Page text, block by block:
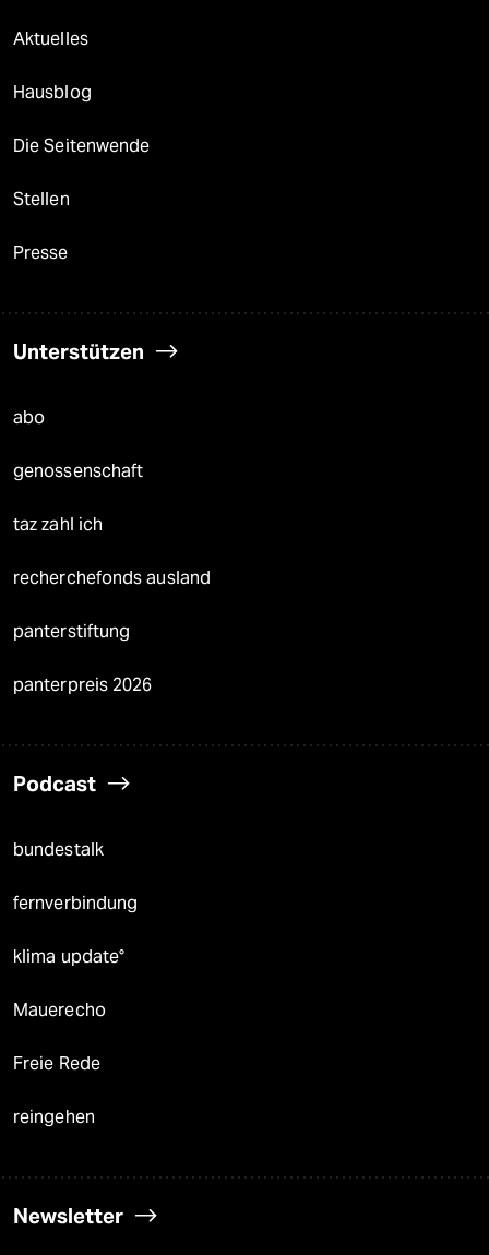
Aktuelles
Hausblog
Die Seitenwende
Stellen
Presse
Unterstützen
abo
genossenschaft
taz zahl ich
recherchefonds ausland
panterstiftung
panterpreis 2026
Podcast
bundestalk
fernverbindung
klima update°
Mauerecho
Freie Rede
reingehen
Newsletter